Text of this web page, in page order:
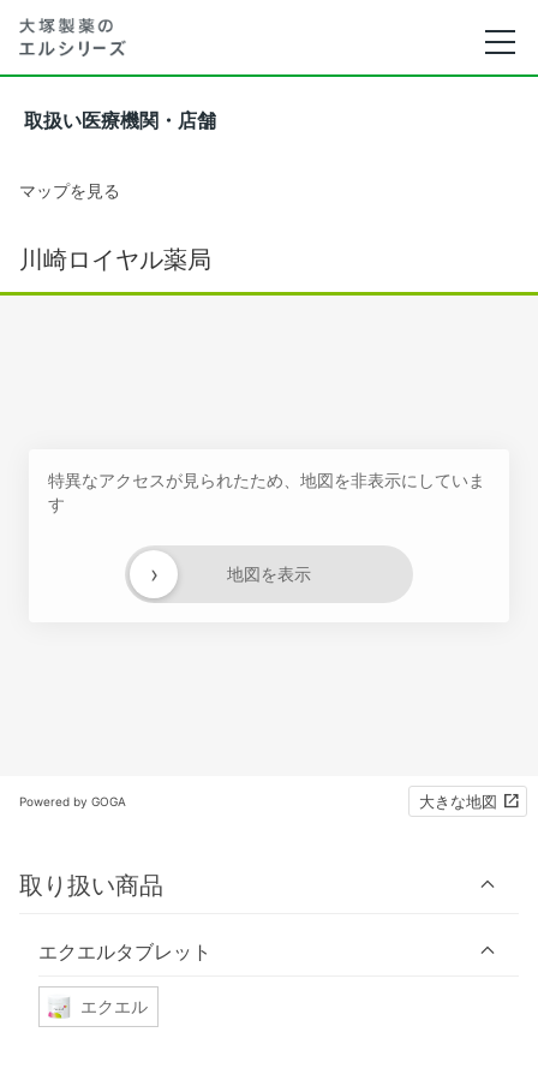
取扱い医療機関・店舗
マップを見る
川崎ロイヤル薬局
特異なアクセスが見られたため、地図を非表示にしていま
す
地図を表示
›
Powered by GOGA 大きな地図
取り扱い商品
エクエルタブレット
エクエル